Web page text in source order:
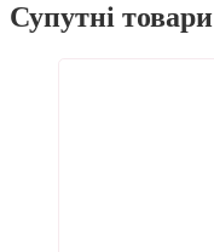
Супутні товари